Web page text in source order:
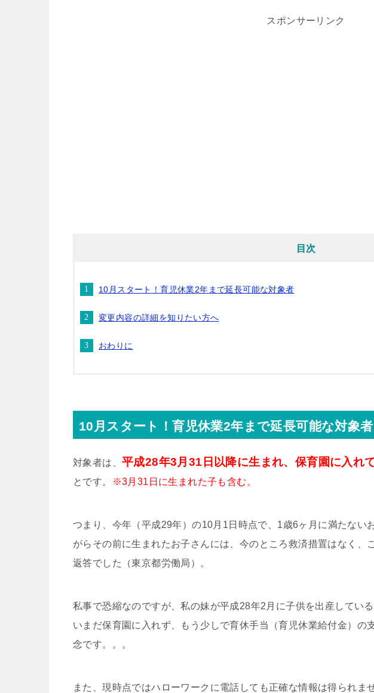
スポンサーリンク
目次
10月スタート！育児休業2年まで延長可能な対象者
変更内容の詳細を知りたい方へ
おわりに
10月スタート！育児休業2年まで延長可能な対象者
対象者は、 平成28年3月31日以降に生まれ、保育園に入れ
とです。
※3月31日に生まれた子も含む。
つまり、今年（平成29年）の10月1日時点で、1歳6ヶ月に満たない
がらその前に生まれたお子さんには、今のところ救済措置はなく、
返答でした（東京都労働局）。
私事で恐縮なのですが、私の妹が平成28年2月に子供を出産してい
いまだ保育園に入れず、もう少しで育休手当（育児休業給付金）の
念です。。。
また、現時点ではハローワークに電話しても正確な情報は得られま